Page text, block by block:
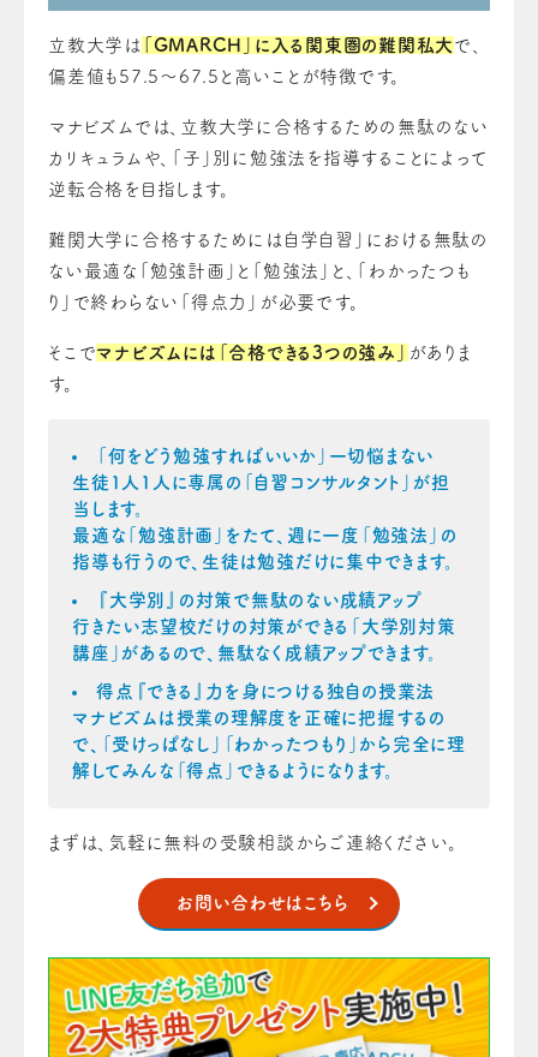
立教大学は 「GMARCH」に入る関東圏の難関私大 で、
偏差値も57.5～67.5と高いことが特徴です。
マナビズムでは、立教大学に合格するための無駄のない
カリキュラムや、「子」別に勉強法を指導することによって
逆転合格を目指します。
難関大学に合格するためには自学自習」における無駄の
ない最適な「勉強計画」と「勉強法」と、「わかったつも
り」で終わらない「得点力」が必要です。
そこでマナビズムには「合格できる3つの強み」
がありま
す。
「何をどう勉強すればいいか」一切悩まない
生徒1人1人に専属の「自習コンサルタント」が担
当します。
最適な「勉強計画」をたて、週に一度「勉強法」の
指導も行うので、生徒は勉強だけに集中できます。
『大学別』の対策で無駄のない成績アップ
行きたい志望校だけの対策ができる「大学別対策
講座」があるので、無駄なく成績アップできます。
得点『できる』力を身につける独自の授業法
マナビズムは授業の理解度を正確に把握するの
で、「受けっぱなし」「わかったつもり」から完全に理
解してみんな「得点」できるようになります。
まずは、気軽に無料の受験相談からご連絡ください。
お問い合わせはこちら